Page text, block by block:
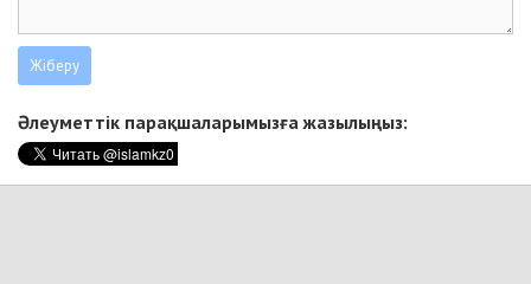
Әлеуметтік парақшаларымызға жазылыңыз: